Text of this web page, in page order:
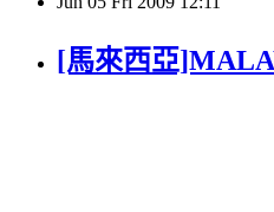
[馬來西亞